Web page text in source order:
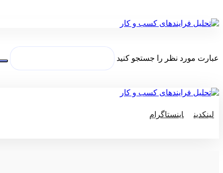
عبارت مورد نظر را جستجو کنید
لینکدین
اینستاگرام